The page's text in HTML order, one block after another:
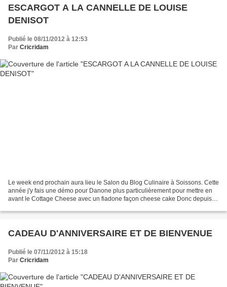
ESCARGOT A LA CANNELLE DE LOUISE
DENISOT
Publié le 08/11/2012 à 12:53
Par Cricridam
Le week end prochain aura lieu le Salon du Blog Culinaire à Soissons. Cette
année j'y fais une démo pour Danone plus particulièrement pour mettre en
avant le Cottage Cheese avec un fiadone façon cheese cake Donc depuis
CADEAU D'ANNIVERSAIRE ET DE BIENVENUE
Publié le 07/11/2012 à 15:18
Par Cricridam